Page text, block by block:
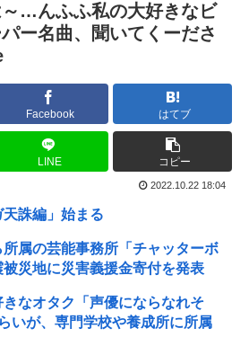
…んふふ私の大好きなビ
ー名曲、聞いてくーださ
Facebook はてブ
LINE コピー
2022.10.22 18:04
誅編」始まる
所属の芸能事務所「チャッターボ
災地に災害義援金寄付を発表
なオタク「声優にならなれそ
いが、専門学校や養成所に所属